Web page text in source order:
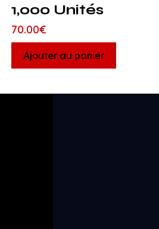
1,000 Unités
70.00€
Ajouter au panier